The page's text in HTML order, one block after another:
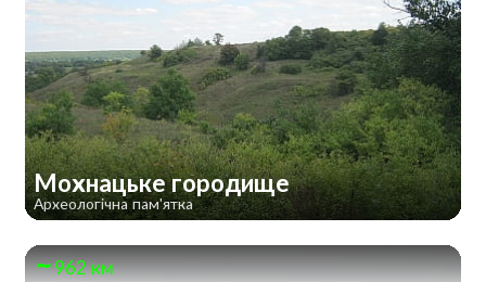
Мохнацьке городище
Археологічна пам'ятка
962 км